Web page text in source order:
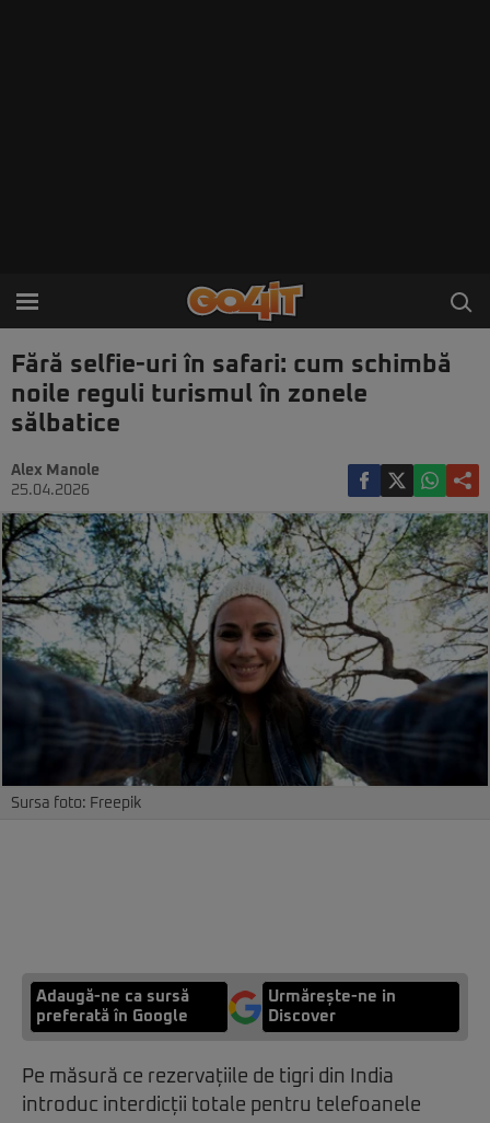
Fără selfie-uri în safari: cum schimbă
noile reguli turismul în zonele
sălbatice
Alex Manole
25.04.2026
Sursa foto: Freepik
Adaugă-ne ca sursă
preferată în Google
Urmărește-ne in
Discover
Pe măsură ce rezervațiile de tigri din India
introduc interdicții totale pentru telefoanele